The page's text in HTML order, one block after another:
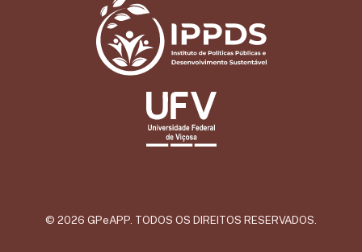
© 2026 GPeAPP. TODOS OS DIREITOS RESERVADOS.